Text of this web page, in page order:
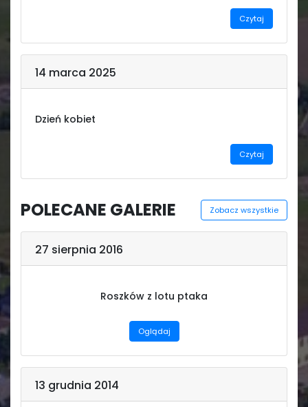
Czytaj
14 marca 2025
Dzień kobiet
Czytaj
POLECANE GALERIE Zobacz wszystkie
27 sierpnia 2016
Roszków z lotu ptaka
Oglądaj
13 grudnia 2014